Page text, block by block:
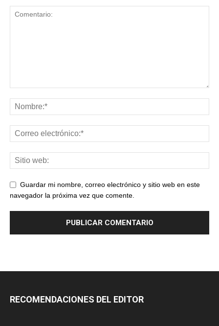
Guardar mi nombre, correo electrónico y sitio web en este
navegador la próxima vez que comente.
RECOMENDACIONES DEL EDITOR